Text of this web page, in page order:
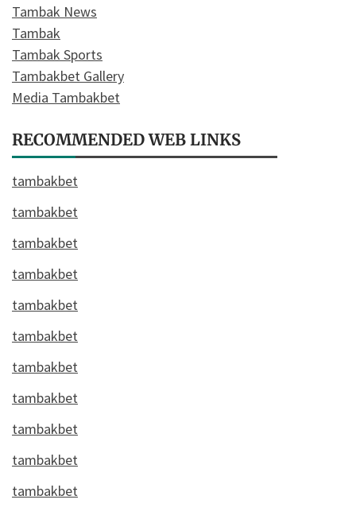
Tambak News
Tambak
Tambak Sports
Tambakbet Gallery
Media Tambakbet
RECOMMENDED WEB LINKS
tambakbet
tambakbet
tambakbet
tambakbet
tambakbet
tambakbet
tambakbet
tambakbet
tambakbet
tambakbet
tambakbet